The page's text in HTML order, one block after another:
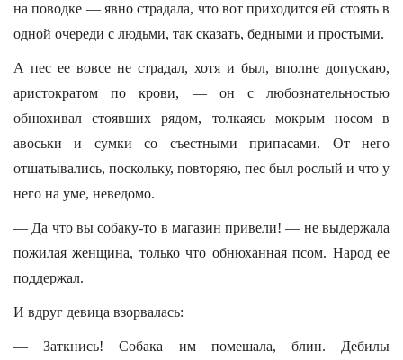
на поводке — явно страдала, что вот приходится ей стоять в
одной очереди с людьми, так сказать, бедными и простыми.
А пес ее вовсе не страдал, хотя и был, вполне допускаю,
аристократом по крови, — он с любознательностью
обнюхивал стоявших рядом, толкаясь мокрым носом в
авоськи и сумки со съестными припасами. От него
отшатывались, поскольку, повторяю, пес был рослый и что у
него на уме, неведомо.
— Да что вы собаку-то в магазин привели! — не выдержала
пожилая женщина, только что обнюханная псом. Народ ее
поддержал.
И вдруг девица взорвалась:
— Заткнись! Собака им помешала, блин. Дебилы